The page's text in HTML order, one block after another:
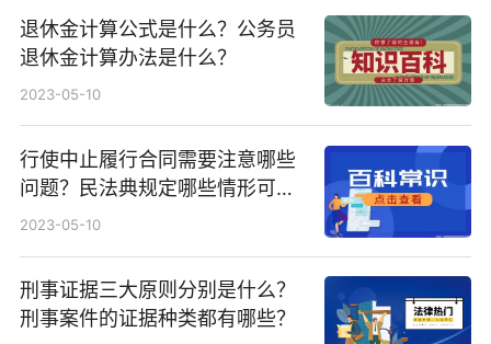
退休金计算公式是什么？公务员
退休金计算办法是什么？
2023-05-10
行使中止履行合同需要注意哪些
问题？民法典规定哪些情形可以
中止履行合同？
2023-05-10
刑事证据三大原则分别是什么？
刑事案件的证据种类都有哪些？